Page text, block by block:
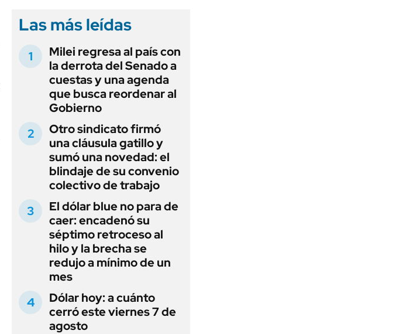
Las más leídas
Milei regresa al país con
la derrota del Senado a
cuestas y una agenda
que busca reordenar al
Gobierno
Otro sindicato firmó
una cláusula gatillo y
sumó una novedad: el
blindaje de su convenio
colectivo de trabajo
El dólar blue no para de
caer: encadenó su
séptimo retroceso al
hilo y la brecha se
redujo a mínimo de un
mes
Dólar hoy: a cuánto
cerró este viernes 7 de
agosto